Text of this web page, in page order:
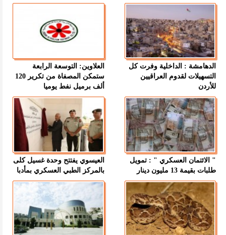
الدهامشة : الداخلية وفرت كل
التسهيلات لقدوم العراقيين
للأردن
العلاوين: التوسعة الرابعة
ستمكن المصفاة من تكرير 120
ألف برميل نفط يوميا
" الائتمان العسكري " : تمويل
طلبات بقيمة 13 مليون دينار
العيسوي يفتتح وحدة غسيل كلى
بالمركز الطبي العسكري بمأدبا